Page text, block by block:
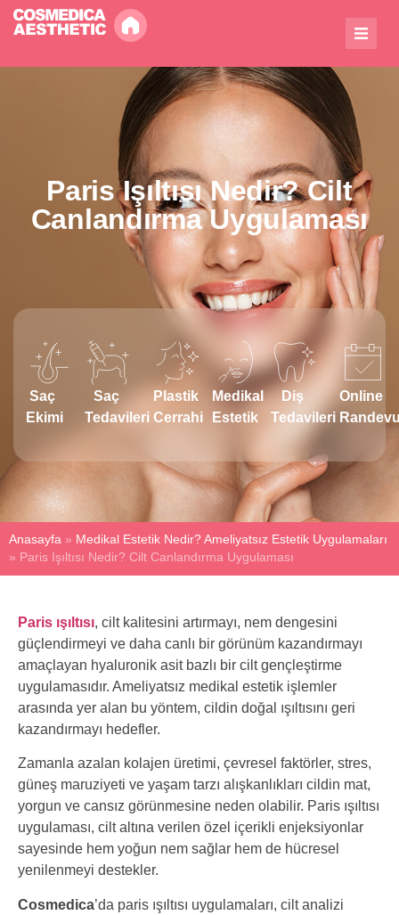
Saç
Ekimi
Saç
Tedavileri
Plastik
Cerrahi
Medikal
Estetik
Diş
Tedavileri
Online
Paris Işıltısı Nedir? Cilt
Canlandırma Uygulaması
Anasayfa » Medikal Estetik Nedir? Ameliyatsız Estetik Uygulamaları
» Paris Işıltısı Nedir? Cilt Canlandırma Uygulaması
Paris ışıltısı, cilt kalitesini artırmayı, nem dengesini
güçlendirmeyi ve daha canlı bir görünüm kazandırmayı
amaçlayan hyaluronik asit bazlı bir cilt gençleştirme
uygulamasıdır. Ameliyatsız medikal estetik işlemler
arasında yer alan bu yöntem, cildin doğal ışıltısını geri
kazandırmayı hedefler.
Zamanla azalan kolajen üretimi, çevresel faktörler, stres,
güneş maruziyeti ve yaşam tarzı alışkanlıkları cildin mat,
yorgun ve cansız görünmesine neden olabilir. Paris ışıltısı
uygulaması, cilt altına verilen özel içerikli enjeksiyonlar
sayesinde hem yoğun nem sağlar hem de hücresel
yenilenmeyi destekler.
Cosmedica’da paris ışıltısı uygulamaları, cilt analizi